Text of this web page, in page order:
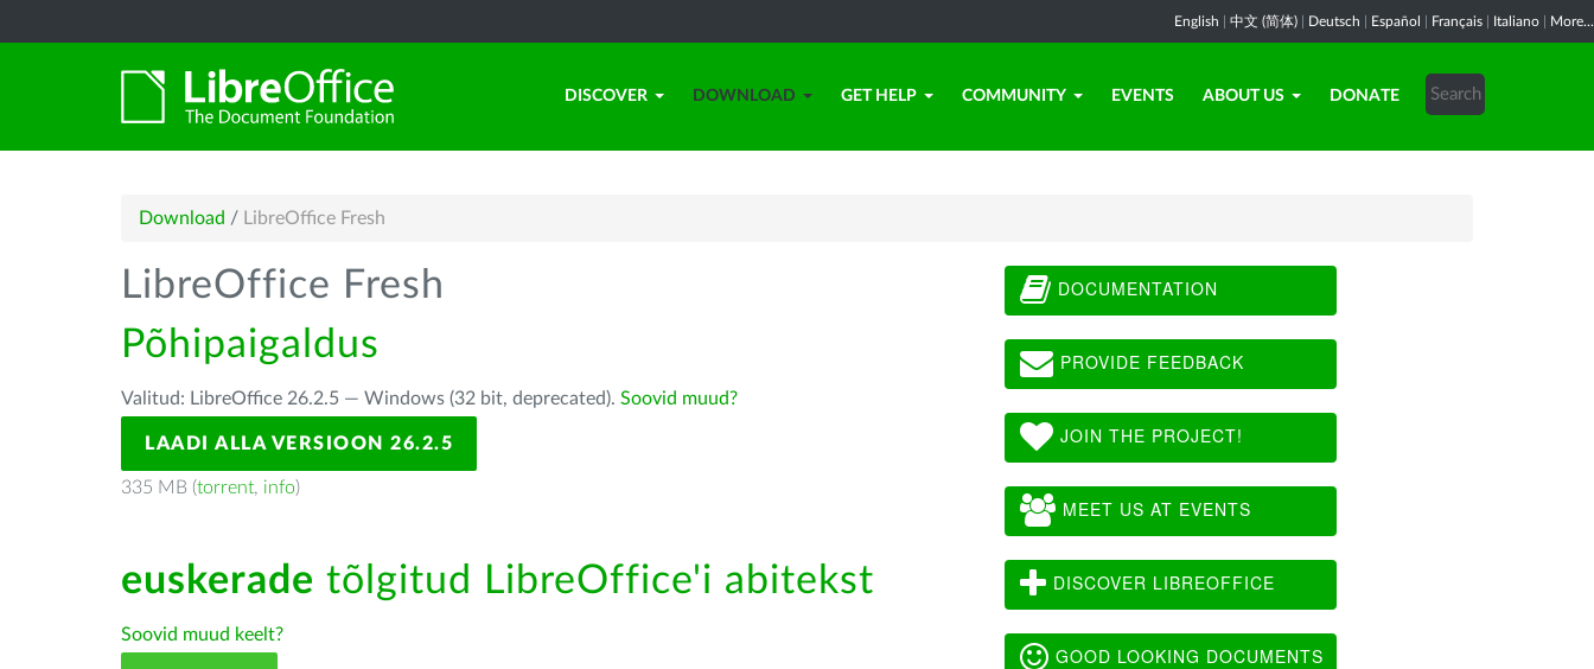
English 中文 (简体) Deutsch Español Français Italiano More...
DISCOVER DOWNLOAD GET HELP COMMUNITY EVENTS ABOUT US DONATE
Download / LibreOffice Fresh
LibreOffice Fresh
Põhipaigaldus
Valitud: LibreOffice 26.2.5 — Windows (32 bit, deprecated). Soovid muud?
LAADI ALLA VERSIOON 26.2.5
335 MB (torrent, info)
euskerade tõlgitud LibreOffice'i abitekst
Soovid muud keelt?
DOCUMENTATION
PROVIDE FEEDBACK
JOIN THE PROJECT!
MEET US AT EVENTS
DISCOVER LIBREOFFICE
GOOD LOOKING DOCUMENTS